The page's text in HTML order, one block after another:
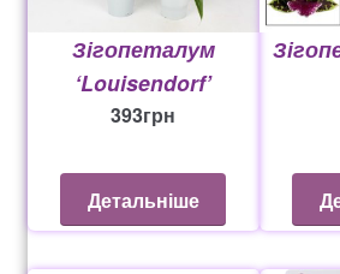
Зігопеталум
‘Louisendorf’
393грн
Детальніше